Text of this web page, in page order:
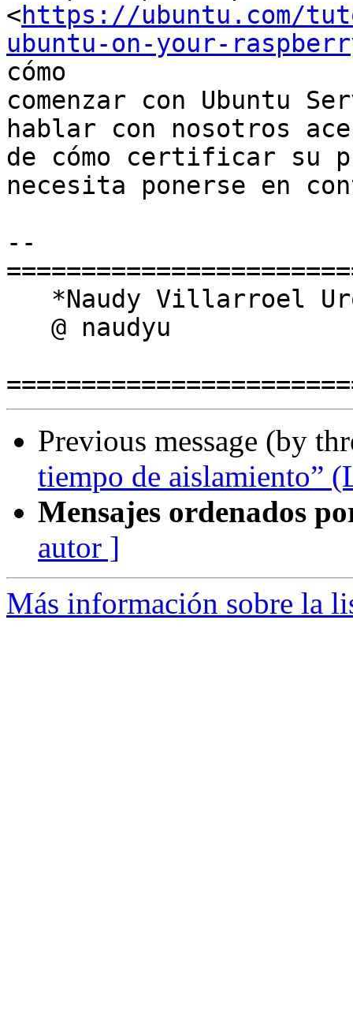
<https://ubuntu.com/
ubuntu-on-your-
cómo
comenzar con Ubuntu
hablar con nosotros
de cómo certificar su
necesita ponerse en
--
Previous message (by
tiempo de aislamiento”
Mensajes ordenados
autor ]
Más información sobre la